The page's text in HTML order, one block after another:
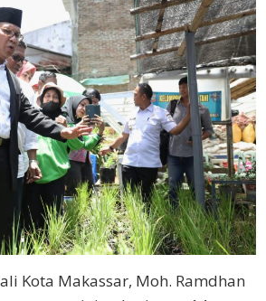
Kota Makassar, Moh. Ramdhan